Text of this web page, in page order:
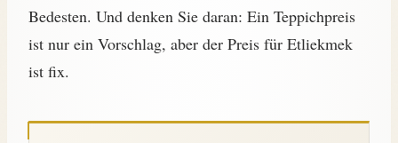
Bedesten. Und denken Sie daran: Ein Teppichpreis
ist nur ein Vorschlag, aber der Preis für Etliekmek
ist fix.